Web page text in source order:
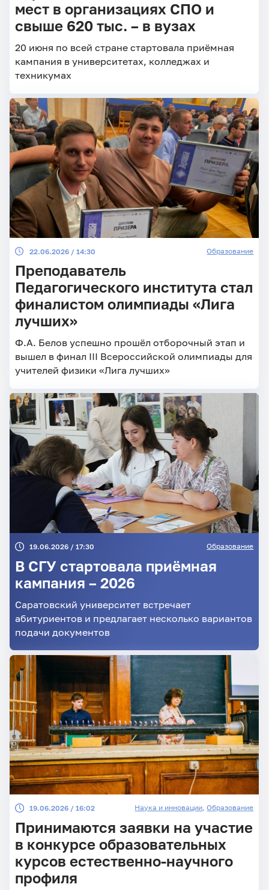
мест в организациях СПО и
свыше 620 тыс. – в вузах
20 июня по всей стране стартовала приёмная
кампания в университетах, колледжах и
техникумах
22.06.2026 / 14:30 Образование
Преподаватель
Педагогического института стал
финалистом олимпиады «Лига
лучших»
Ф.А. Белов успешно прошёл отборочный этап и
вышел в финал III Всероссийской олимпиады для
учителей физики «Лига лучших»
19.06.2026 / 17:30 Образование
В СГУ стартовала приёмная
кампания – 2026
Саратовский университет встречает
абитуриентов и предлагает несколько вариантов
подачи документов
19.06.2026 / 16:02 Наука и инновации,Образование
Принимаются заявки на участие
в конкурсе образовательных
курсов естественно-научного
профиля